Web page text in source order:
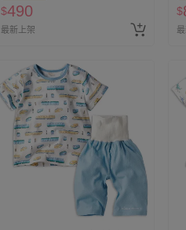
$490
最新上架
$